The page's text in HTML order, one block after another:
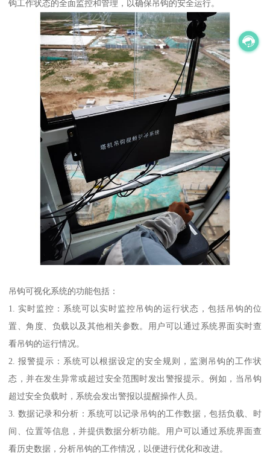
钩工作状态的全面监控和管理，以确保吊钩的安全运行。
吊钩可视化系统的功能包括：
1. 实时监控：系统可以实时监控吊钩的运行状态，包括吊钩的位
置、角度、负载以及其他相关参数。用户可以通过系统界面实时查
看吊钩的运行情况。
2. 报警提示：系统可以根据设定的安全规则，监测吊钩的工作状
态，并在发生异常或超过安全范围时发出警报提示。例如，当吊钩
超过安全负载时，系统会发出警报以提醒操作人员。
3. 数据记录和分析：系统可以记录吊钩的工作数据，包括负载、时
间、位置等信息，并提供数据分析功能。用户可以通过系统界面查
看历史数据，分析吊钩的工作情况，以便进行优化和改进。